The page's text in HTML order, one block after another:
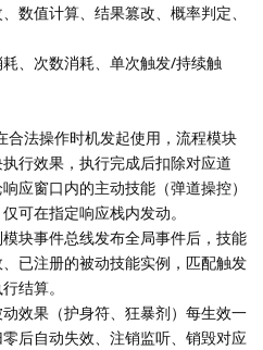
数值计算、结果篡改、概率判定、
、次数消耗、单次触发/持续触
合法操作时机发起使用，流程模块
行效果，执行完成后扣除对应道
应窗口内的主动技能（弹道操控）
可在指定响应栈内发动。
块事件总线发布全局事件后，技能
已注册的被动技能实例，匹配触发
结算。
效果（护身符、狂暴剂）每生效一
后自动失效、注销监听、销毁对应